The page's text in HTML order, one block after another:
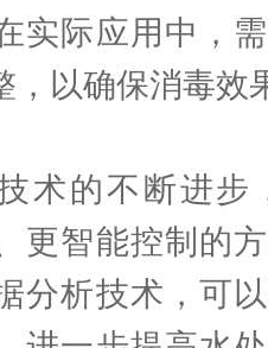
实际应用中，
，以确保消毒效
的不断进步
更智能控制的
分析技术，可